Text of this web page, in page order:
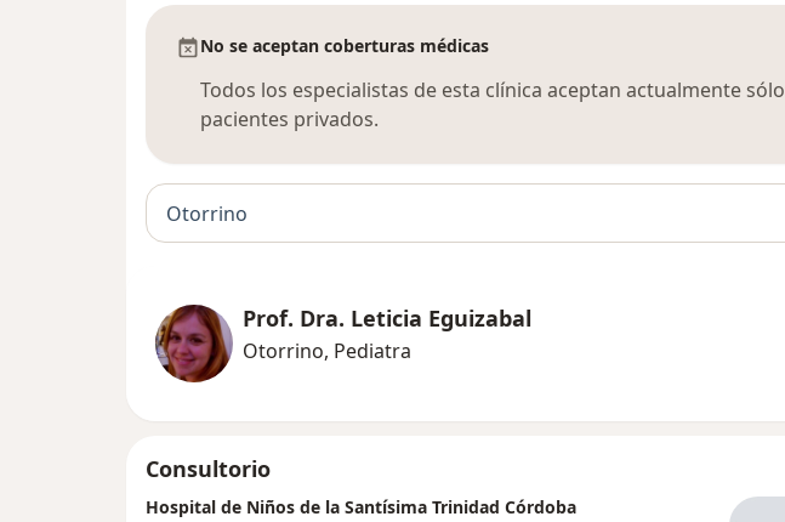
No se aceptan coberturas médicas
Todos los especialistas de esta clínica aceptan actualmente sólo
pacientes privados.
Otorrino
Prof. Dra. Leticia Eguizabal
Otorrino, Pediatra
Consultorio
Hospital de Niños de la Santísima Trinidad Córdoba